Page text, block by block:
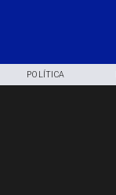
POLÍTICA